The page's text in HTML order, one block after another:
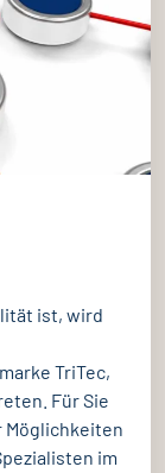
ist, wird
TriTec,
Für Sie
im